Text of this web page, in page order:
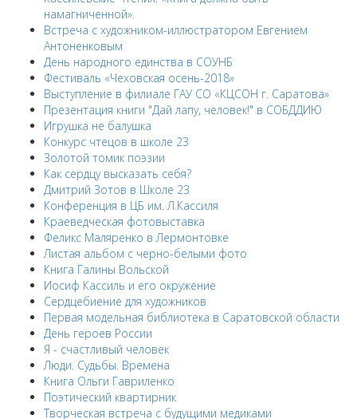
намагниченной».
Встреча с художником-иллюстратором Евгением
Антоненковым
День народного единства в СОУНБ
Фестиваль «Чеховская осень-2018»
Выступление в филиале ГАУ СО «КЦСОН г. Саратова»
Презентация книги "Дай лапу, человек!" в СОБДДИЮ
Игрушка не балушка
Конкурс чтецов в школе 23
Золотой томик поэзии
Как сердцу высказать себя?
Дмитрий Зотов в Школе 23
Конференция в ЦБ им. Л.Кассиля
Краеведческая фотовыставка
Феликс Маляренко в Лермонтовке
Листая альбом с черно-белыми фото
Книга Галины Вольской
Иосиф Кассиль и его окружение
Сердцебиение для художников
Первая модельная библиотека в Саратовской области
День героев России
Я - счастливый человек
Люди. Судьбы. Времена
Книга Ольги Гавриленко
Поэтический квартирник
Творческая встреча с будущими медиками